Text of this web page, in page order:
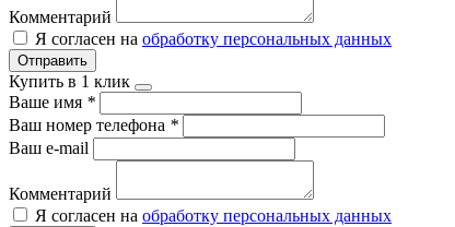
Комментарий
Я согласен на обработку персональных данных
Отправить
Купить в 1 клик
Ваше имя *
Ваш номер телефона *
Ваш e-mail
Комментарий
Я согласен на обработку персональных данных